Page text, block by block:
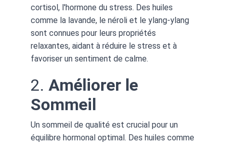
cortisol, l'hormone du stress. Des huiles
comme la lavande, le néroli et le ylang-ylang
sont connues pour leurs propriétés
relaxantes, aidant à réduire le stress et à
favoriser un sentiment de calme.
2. Améliorer le
Sommeil
Un sommeil de qualité est crucial pour un
équilibre hormonal optimal. Des huiles comme